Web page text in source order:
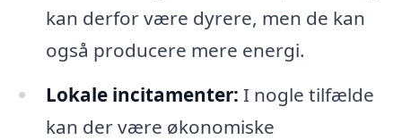
kan derfor være dyrere, men de kan
også producere mere energi.
Lokale incitamenter: I nogle tilfælde
kan der være økonomiske